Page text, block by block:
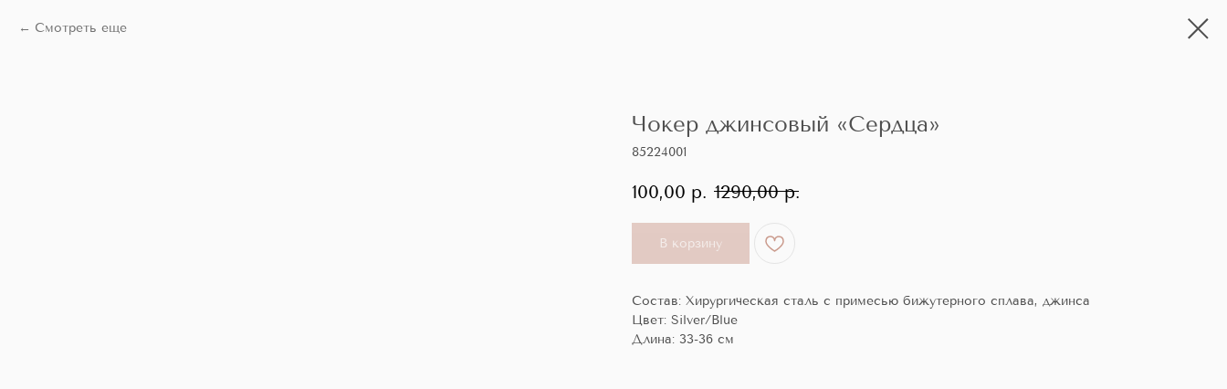
Смотреть еще
Чокер джинсовый «Сердца»
85224001
100,00 р. 1290,00 р.
В корзину
Состав: Хирургическая сталь с примесью бижутерного сплава, джинса
Цвет: Silver/Blue
Длина: 33-36 см